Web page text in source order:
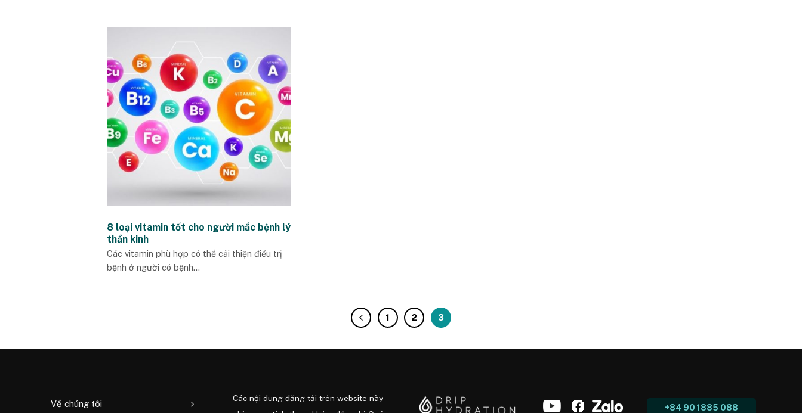
8 loại vitamin tốt cho người mắc bệnh lý
thần kinh
Các vitamin phù hợp có thể cải thiện điều trị
bệnh ở người có bệnh...
1 2 3
Về chúng tôi
Các nội dung đăng tải trên website này
+84 90 1885 088